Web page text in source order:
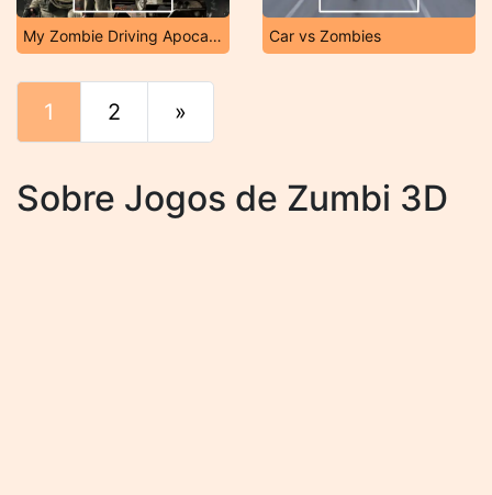
My Zombie Driving Apocalypse Car vs Zombies
1 2 »
Sobre Jogos de Zumbi 3D